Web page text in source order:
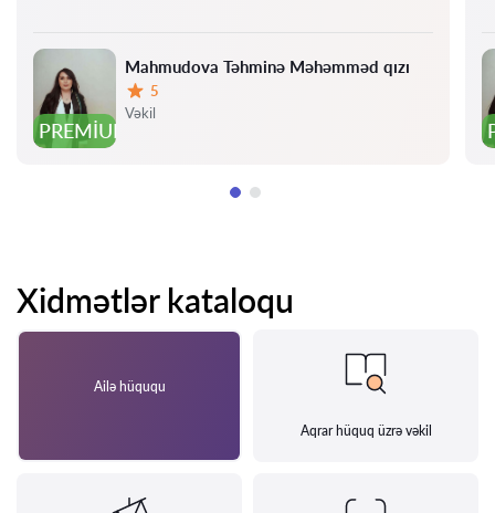
PREMIUM
Mahmudova Təhminə Məhəmməd qızı
Qiymət:
5
Vəkil
Xidmətlər kataloqu
Ailə hüququ
Aqrar hüquq üzrə vəkil